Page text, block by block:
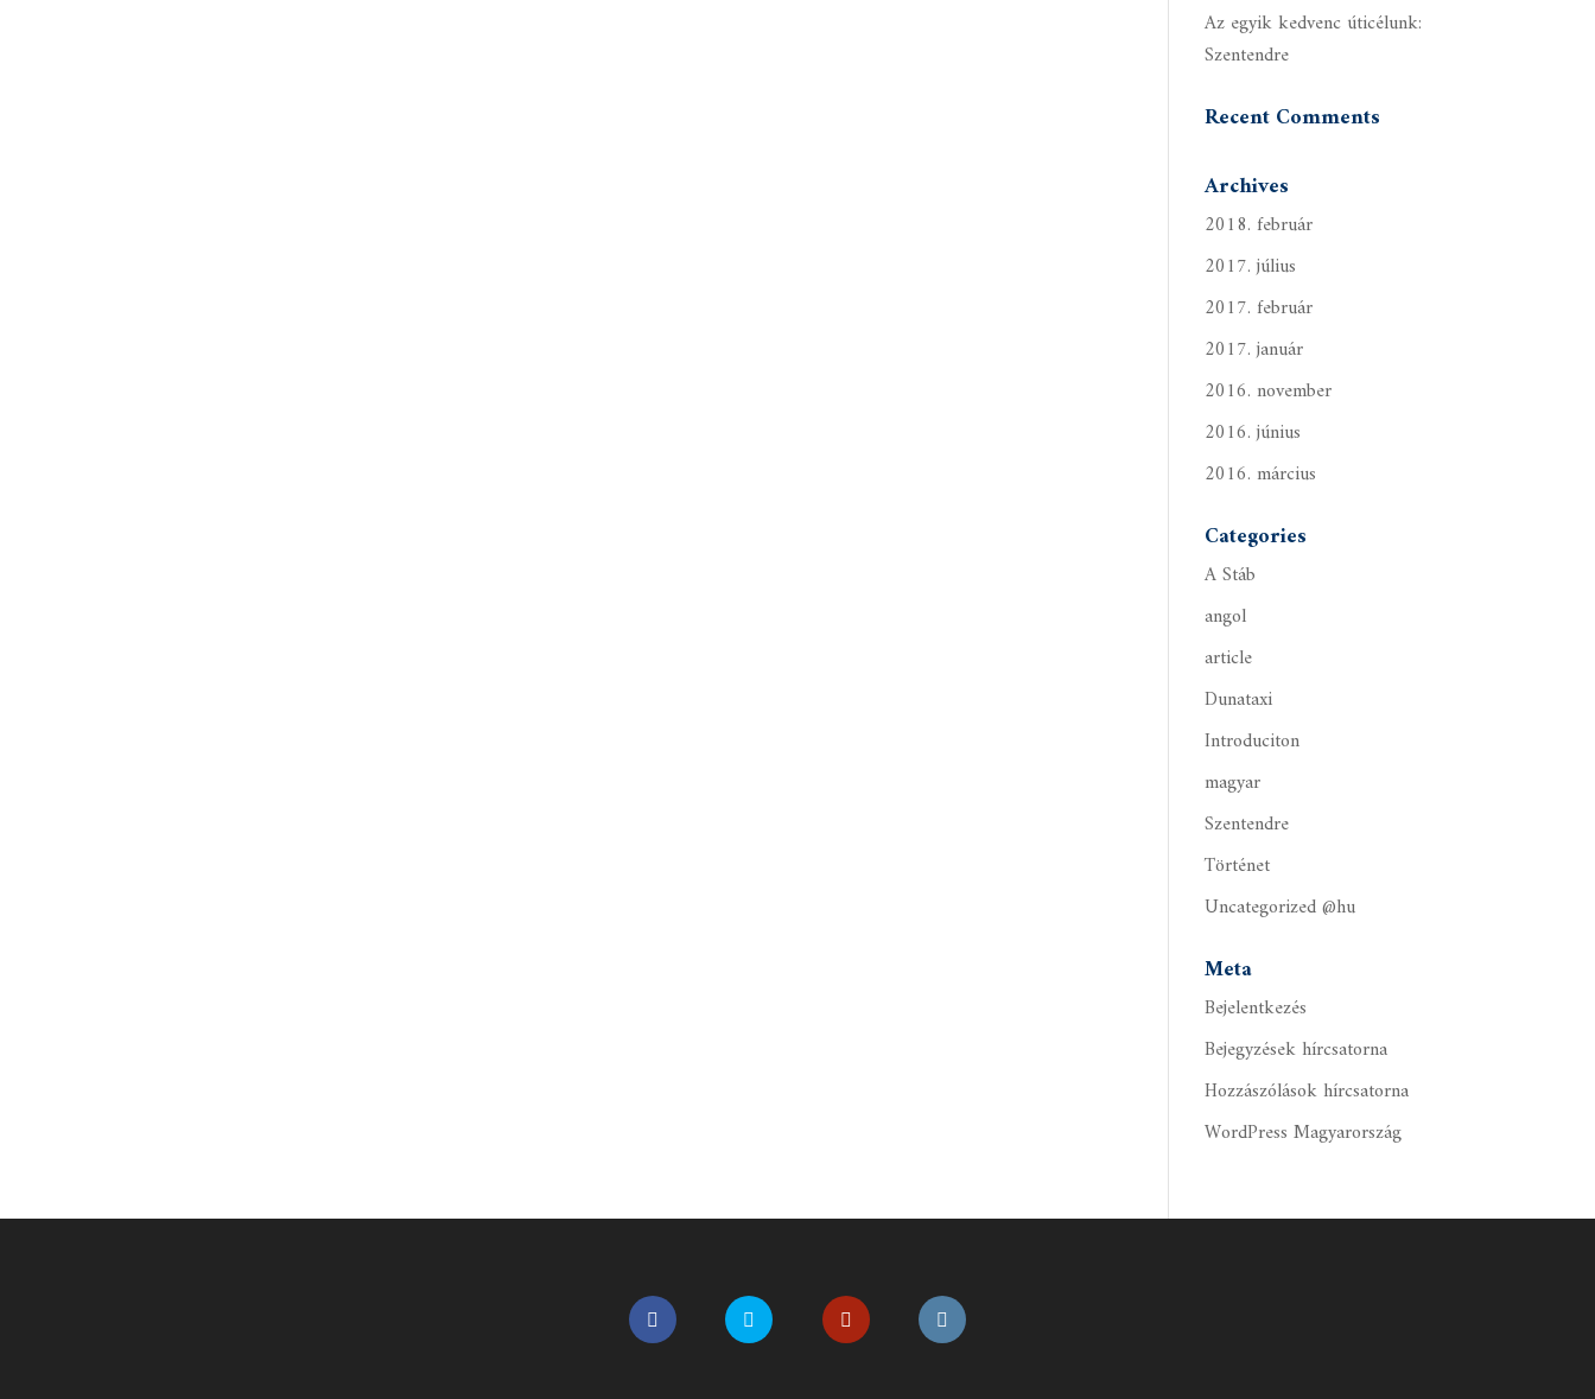
Az egyik kedvenc úticélunk:
Szentendre
Recent Comments
Archives
2018. február
2017. július
2017. február
2017. január
2016. november
2016. június
2016. március
Categories
A Stáb
angol
article
Dunataxi
Introduciton
magyar
Szentendre
Történet
Uncategorized @hu
Meta
Bejelentkezés
Bejegyzések hírcsatorna
Hozzászólások hírcsatorna
WordPress Magyarország